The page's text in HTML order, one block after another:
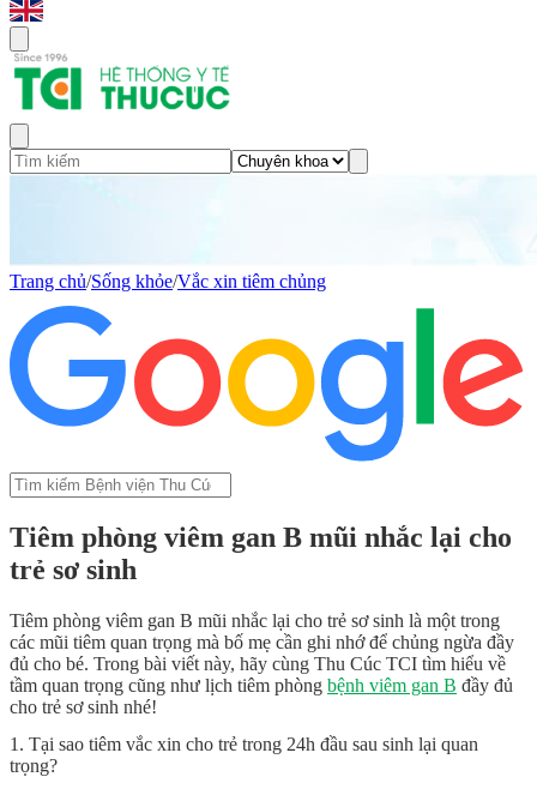
Trang chủ/Sống khỏe/Vắc xin tiêm chủng
Tiêm phòng viêm gan B mũi nhắc lại cho
trẻ sơ sinh
Tiêm phòng viêm gan B mũi nhắc lại cho trẻ sơ sinh là một trong
các mũi tiêm quan trọng mà bố mẹ cần ghi nhớ để chủng ngừa đầy
đủ cho bé. Trong bài viết này, hãy cùng Thu Cúc TCI tìm hiểu về
tầm quan trọng cũng như lịch tiêm phòng bệnh viêm gan B đầy đủ
cho trẻ sơ sinh nhé!
1. Tại sao tiêm vắc xin cho trẻ trong 24h đầu sau sinh lại quan
trọng?